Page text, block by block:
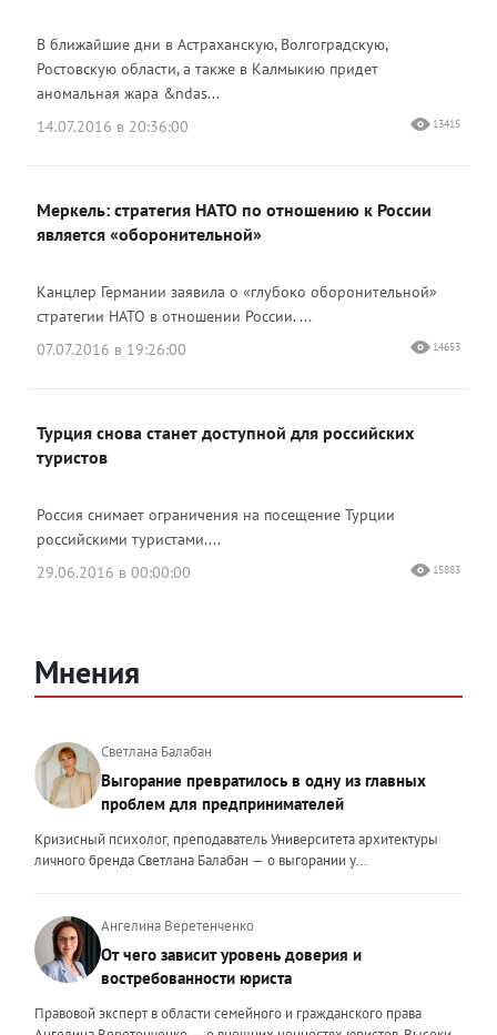
В ближайшие дни в Астраханскую, Волгоградскую,
Ростовскую области, а также в Калмыкию придет
аномальная жара &ndas...
14.07.2016 в 20:36:00
13415
Меркель: стратегия НАТО по отношению к России
является «оборонительной»
Канцлер Германии заявила о «глубоко оборонительной»
стратегии НАТО в отношении России. ...
07.07.2016 в 19:26:00
14653
Турция снова станет доступной для российских
туристов
Россия снимает ограничения на посещение Турции
российскими туристами....
29.06.2016 в 00:00:00
15883
Мнения
Светлана Балабан
Выгорание превратилось в одну из главных
проблем для предпринимателей
Кризисный психолог, преподаватель Университета архитектуры
личного бренда Светлана Балабан — о выгорании у
проблемой, однако выгорание у предпринимателей заметно
отличается от выгорания у наёмных сотрудников. Наёмный
сотрудник может уйти на больничный или в отпуск, пожаловаться
на что-то начальству или сменить работу. Предприниматель — сам
себе начальник и основа системы. Если он устаёт, бизнес не встанет
на паузу, а просто начнёт разваливаться. У предпринимателей
Ангелина Веретенченко
От чего зависит уровень доверия и
востребованности юриста
Правовой эксперт в области семейного и гражданского права